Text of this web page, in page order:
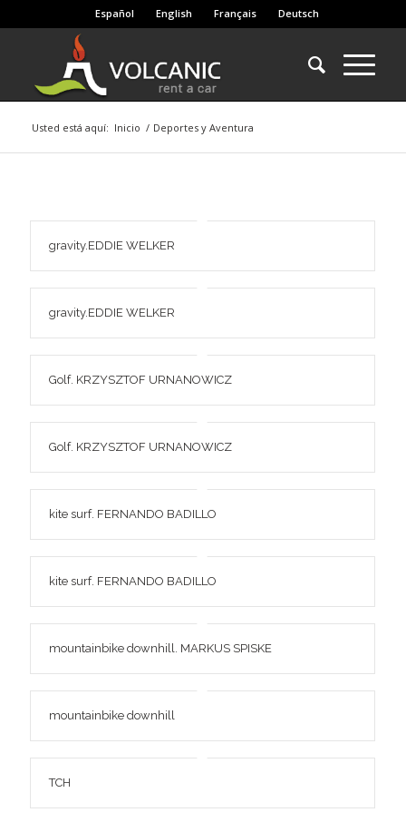
Español English Français Deutsch
Usted está aquí: Inicio / Deportes y Aventura
gravity.EDDIE WELKER
gravity.EDDIE WELKER
Golf. KRZYSZTOF URNANOWICZ
Golf. KRZYSZTOF URNANOWICZ
kite surf. FERNANDO BADILLO
kite surf. FERNANDO BADILLO
mountainbike downhill. MARKUS SPISKE
mountainbike downhill
TCH